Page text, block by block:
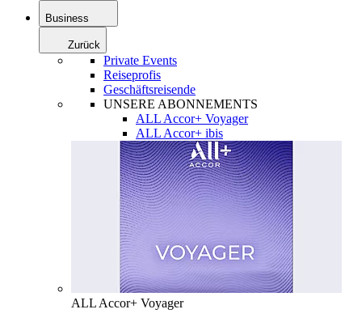
Business
Zurück
Private Events
Reiseprofis
Geschäftsreisende
UNSERE ABONNEMENTS
ALL Accor+ Voyager
ALL Accor+ ibis
ALL Accor+ Voyager